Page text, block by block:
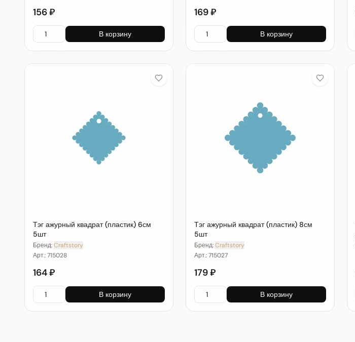
156 ₽
В корзину
169 ₽
В корзину
Тэг ажурный квадрат (пластик) 6см
5шт
Бренд:Craftstory
Арт.:715028
164 ₽
В корзину
Тэг ажурный квадрат (пластик) 8см
5шт
Бренд:Craftstory
Арт.:715027
179 ₽
В корзину